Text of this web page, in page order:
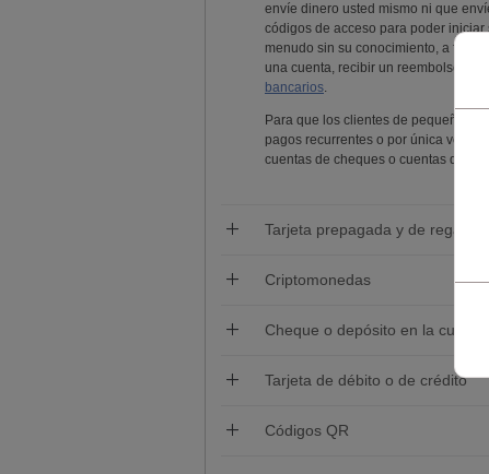
envíe dinero usted mismo ni que
códigos de acceso para poder
menudo sin su conocimiento, a fin
una cuenta, recibir un reembolso ni
bancarios.
Para que los clientes de pequeña
pagos recurrentes o por única vez a
cuentas de cheques o cuentas de
Tarjeta prepagada y de regalo
Criptomonedas
Cheque o depósito en la cuenta
Tarjeta de débito o de crédito
Códigos QR